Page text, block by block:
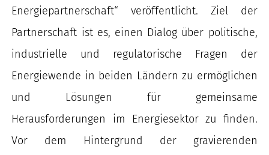
Energiepartnerschaft“ veröffentlicht. Ziel der
Partnerschaft ist es, einen Dialog über politische,
industrielle und regulatorische Fragen der
Energiewende in beiden Ländern zu ermöglichen
und Lösungen für gemeinsame
Herausforderungen im Energiesektor zu finden.
Vor dem Hintergrund der gravierenden